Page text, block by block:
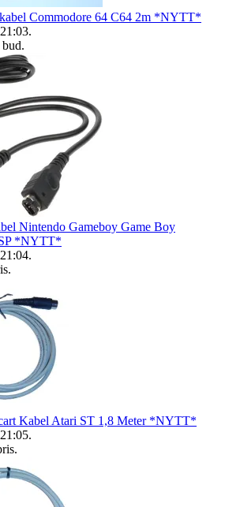
Commodore 64 C64 2m *NYTT*
.
.
Nintendo Gameboy Game Boy
*NYTT*
.
.
Kabel Atari ST 1,8 Meter *NYTT*
.
.